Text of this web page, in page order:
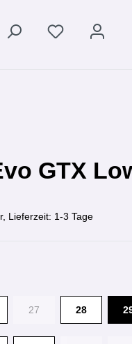
GTX
Lieferzeit: 1-3 Tage
27 28